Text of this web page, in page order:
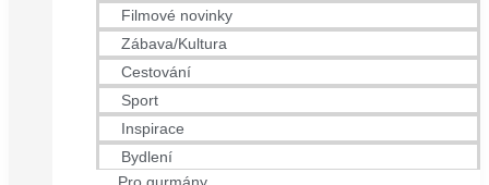
Filmové novinky
Zábava/Kultura
Cestování
Sport
Inspirace
Bydlení